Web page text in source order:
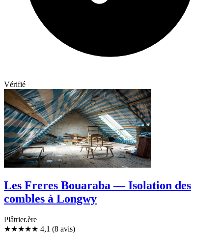
Vérifié
Les Freres Bouaraba — Isolation des
combles à Longwy
Plâtrier.ère
★★★★★ 4,1 (8 avis)